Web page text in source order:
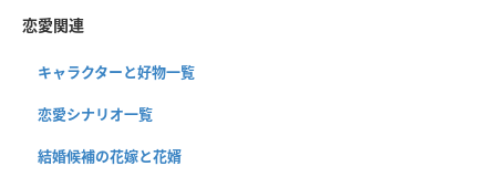
恋愛関連
キャラクターと好物一覧
恋愛シナリオ一覧
結婚候補の花嫁と花婿